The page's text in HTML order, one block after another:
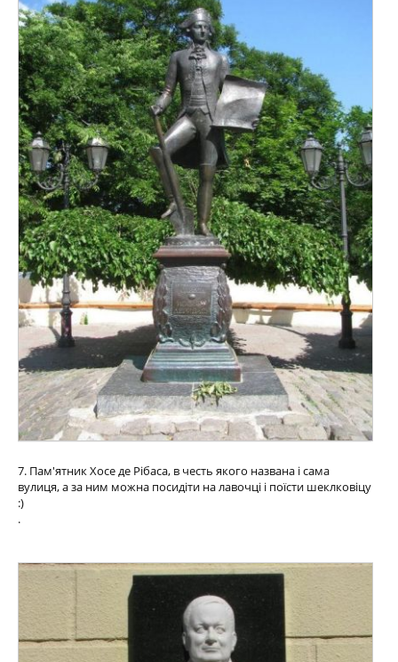
7. Пам'ятник Хосе де Рібаса, в честь якого названа і сама
вулиця, а за ним можна посидіти на лавочці і поїсти шеклковіцу
:)
.